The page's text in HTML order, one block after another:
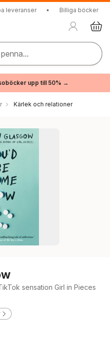
leveranser • Billiga böcker
upp till 50% →
Kärlek och relationer
sensation Girl in Pieces